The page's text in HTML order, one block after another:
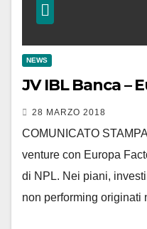
NEWS
JV IBL Banca –
28 MARZO 2018
COMUNICATO
venture con Europa
di NPL. Nei piani,
non performing